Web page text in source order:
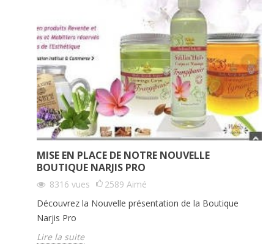
MISE EN PLACE DE NOTRE NOUVELLE
BOUTIQUE NARJIS PRO
8316 vues 2589 Aimé
Découvrez la Nouvelle présentation de la Boutique
Narjis Pro
Lire la suite